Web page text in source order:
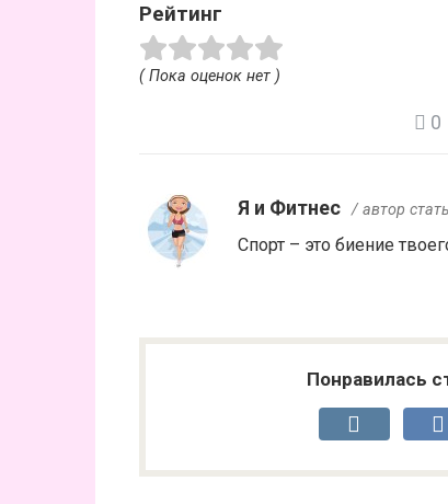
Рейтинг
( Пока оценок нет )
0
Я и Фитнес / автор
Спорт – это биение
Понравилась